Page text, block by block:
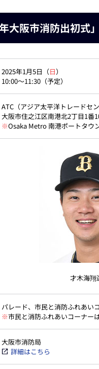
大阪市消防出初式
2025年1月5日（日）
10:00～11:30（予定）
ATC（アジア太平洋トレードセン
大阪市住之江区南港北2丁目1番
※Osaka Metro 南港ポートタウ
才木海翔
パレード、市民と消防ふれあい
※市民と消防ふれあいコーナー
大阪市消防局
詳細はこちら